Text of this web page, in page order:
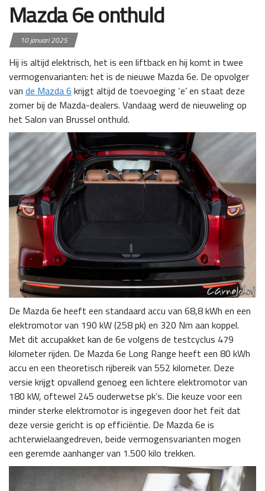
Mazda 6e onthuld
10 januari 2025
Hij is altijd elektrisch, het is een liftback en hij komt in twee
vermogenvarianten: het is de nieuwe Mazda 6e. De opvolger
van de Mazda 6 krijgt altijd de toevoeging ‘e’ en staat deze
zomer bij de Mazda-dealers. Vandaag werd de nieuweling op
het Salon van Brussel onthuld.
De Mazda 6e heeft een standaard accu van 68,8 kWh en een
elektromotor van 190 kW (258 pk) en 320 Nm aan koppel.
Met dit accupakket kan de 6e volgens de testcyclus 479
kilometer rijden. De Mazda 6e Long Range heeft een 80 kWh
accu en een theoretisch rijbereik van 552 kilometer. Deze
versie krijgt opvallend genoeg een lichtere elektromotor van
180 kW, oftewel 245 ouderwetse pk’s. Die keuze voor een
minder sterke elektromotor is ingegeven door het feit dat
deze versie gericht is op efficiëntie. De Mazda 6e is
achterwielaangedreven, beide vermogensvarianten mogen
een geremde aanhanger van 1.500 kilo trekken.